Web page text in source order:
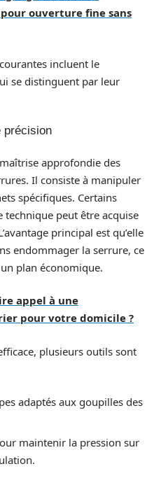
ouverture fine sans
incluent le
se distinguent par leur
précision
approfondie des
Il consiste à manipuler
spécifiques. Certains
peut être acquise
principal est qu’elle
endommager la serrure, ce
plan économique.
appel à une
pour votre domicile ?
plusieurs outils sont
adaptés aux goupilles des
maintenir la pression sur